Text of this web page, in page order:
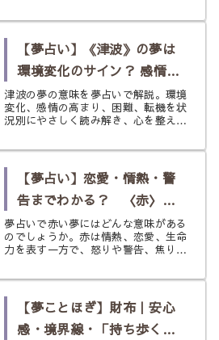
て直す力」といった意味が込められて
は、マスカルポーネのなめらかなクリ
ーム、...
【夢占い】《津波》の夢は
環境変化のサイン？ 感情の
高まりと転機を状況別に読
む
津波の夢の意味を夢占いで解説。環境
変化、感情の高まり、困難、転機を状
況別にやさしく読み解き、心を整える
【夢占い】恋愛・情熱・警
告までわかる？ 〈赤〉の
夢
夢占いで赤い夢にはどんな意味がある
のでしょうか。赤は情熱、恋愛、生命
力を表す一方で、怒りや警告、焦りを
は、赤の夢の基本的な意味から、赤い
まで、わかりやすく解説します。
【夢ことほぎ】財布｜安心
感・境界線・「持ち歩く価